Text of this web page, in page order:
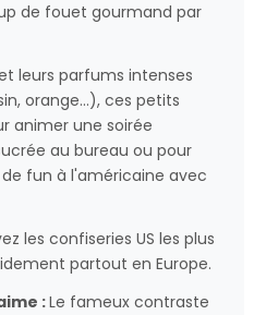
de fouet gourmand par
leurs parfums intenses
orange...), ces petits
animer une soirée
au bureau ou pour
fun à l'américaine avec
les confiseries US les plus
partout en Europe.
:Le fameux contraste